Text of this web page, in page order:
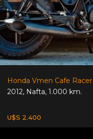
Honda Vmen Cafe Racer
2012, Nafta, 1.000 km.
U$S 2.400